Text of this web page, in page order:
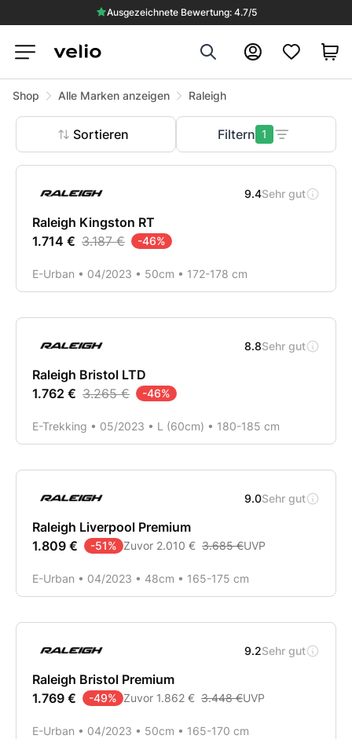
Ausgezeichnete Bewertung: 4.7/5
Search Konto
Shop Alle Marken anzeigen Raleigh
Sortieren Filtern 1
Produkte
9.4Sehr gut
Raleigh Kingston RT
1.714 € 3.187 € -46%
E-Urban • 04/2023 • 50cm • 172-178 cm
8.8Sehr gut
Raleigh Bristol LTD
1.762 € 3.265 € -46%
E-Trekking • 05/2023 • L (60cm) • 180-185 cm
9.0Sehr gut
Raleigh Liverpool Premium
1.809 €
-51% Zuvor 2.010 € 3.685 €UVP
E-Urban • 04/2023 • 48cm • 165-175 cm
9.2Sehr gut
Raleigh Bristol Premium
1.769 €
-49% Zuvor 1.862 € 3.448 €UVP
E-Urban • 04/2023 • 50cm • 165-170 cm